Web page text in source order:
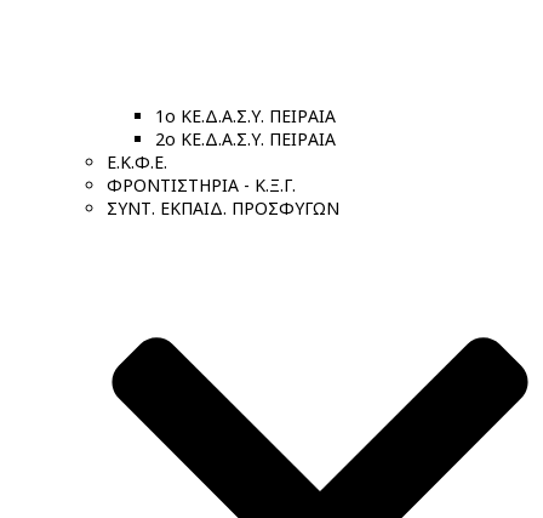
1ο ΚΕ.Δ.Α.Σ.Υ. ΠΕΙΡΑΙΑ
2ο ΚΕ.Δ.Α.Σ.Υ. ΠΕΙΡΑΙΑ
Ε.Κ.Φ.Ε.
ΦΡΟΝΤΙΣΤΗΡΙΑ - Κ.Ξ.Γ.
ΣΥΝΤ. ΕΚΠΑΙΔ. ΠΡΟΣΦΥΓΩΝ